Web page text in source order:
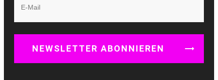
NEWSLETTER ABONNIEREN